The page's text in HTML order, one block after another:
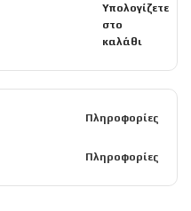
Υπολογίζετε
στο
καλάθι
Πληροφορίες
Πληροφορίες